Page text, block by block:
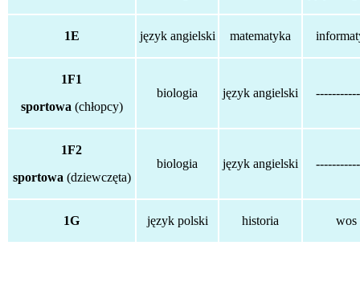
1E język angielski matematyka
1F1
sportowa (chłopcy)
biologia język angielski
1F2
sportowa (dziewczęta)
biologia język angielski
1G język polski historia wos